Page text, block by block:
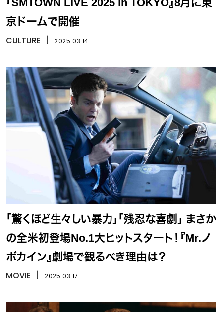
『SMTOWN LIVE 2025 in TOKYO』8月に東
京ドームで開催
CULTURE 2025.03.14
「驚くほど生々しい暴力」「残忍な喜劇」 まさか
の全米初登場No.1大ヒットスタート！『Mr.ノ
ボカイン』劇場で観るべき理由は？
MOVIE 2025.03.17